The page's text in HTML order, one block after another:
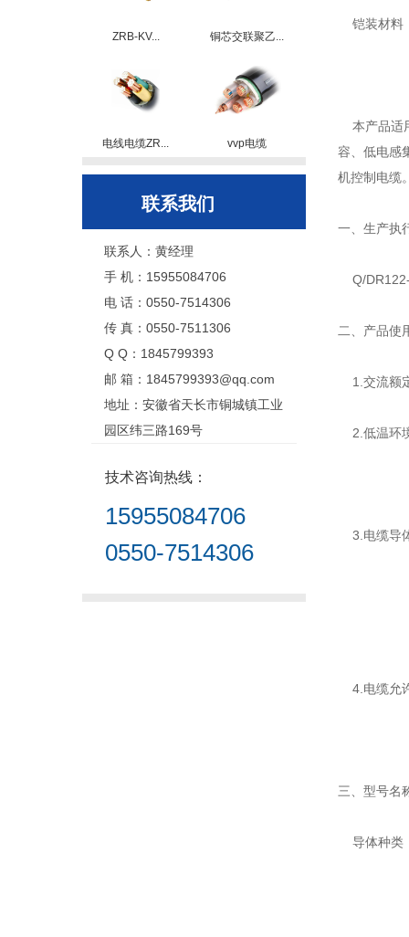
ZRB-KV... 铜芯交联聚乙...
电线电缆ZR... vvp电缆
联系我们
联系人：黄经理
手 机：15955084706
电 话：0550-7514306
传 真：0550-7511306
Q Q：1845799393
邮 箱：1845799393@qq.com
地址：安徽省天长市铜城镇工业
园区纬三路169号
技术咨询热线：
15955084706
0550-7514306
铠装材料
本产品适
容、低电感
机控制电缆
一、生产执
Q/DR122-
二、产品使
1.交流额
2.低温环
3.电缆导
4.电缆允
三、型号名
导体种类